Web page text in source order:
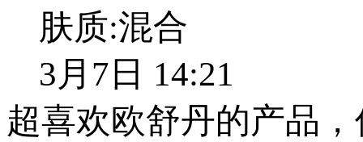
肤质:混合
3月7日 14:21
超喜欢欧舒丹的产品